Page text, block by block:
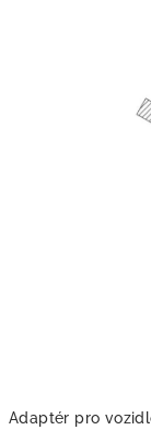
Adaptér pro